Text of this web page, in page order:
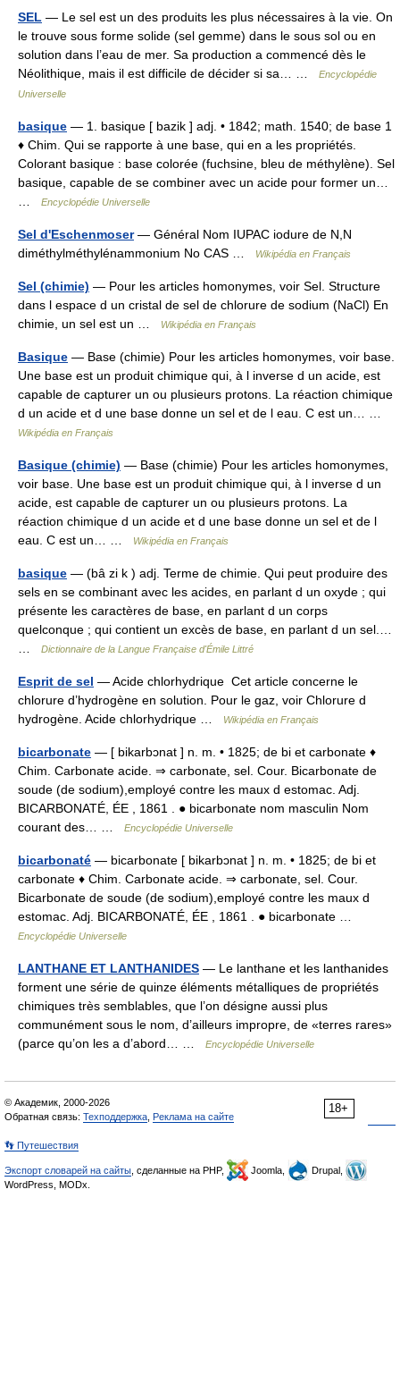
SEL — Le sel est un des produits les plus nécessaires à la vie. On
le trouve sous forme solide (sel gemme) dans le sous sol ou en
solution dans l’eau de mer. Sa production a commencé dès le
Néolithique, mais il est difficile de décider si sa… …
Encyclopédie
Universelle
basique — 1. basique [ bazik ] adj. • 1842; math. 1540; de base 1
♦ Chim. Qui se rapporte à une base, qui en a les propriétés.
Colorant basique : base colorée (fuchsine, bleu de méthylène). Sel
basique, capable de se combiner avec un acide pour former un…
Encyclopédie Universelle
Sel d'Eschenmoser— Général Nom IUPAC iodure de N,N
diméthylméthylénammonium No CAS …
Wikipédia en Français
Sel (chimie) — Pour les articles homonymes, voir Sel. Structure
dans l espace d un cristal de sel de chlorure de sodium (NaCl) En
chimie, un sel est un …
Wikipédia en Français
Basique — Base (chimie) Pour les articles homonymes, voir base.
Une base est un produit chimique qui, à l inverse d un acide, est
capable de capturer un ou plusieurs protons. La réaction chimique
d un acide et d une base donne un sel et de l eau. C est un… …
Wikipédia en Français
Basique (chimie) — Base (chimie) Pour les articles homonymes,
voir base. Une base est un produit chimique qui, à l inverse d un
acide, est capable de capturer un ou plusieurs protons. La
réaction chimique d un acide et d une base donne un sel et de l
eau. C est un… …
Wikipédia en Français
basique — (bâ zi k ) adj. Terme de chimie. Qui peut produire des
sels en se combinant avec les acides, en parlant d un oxyde ; qui
présente les caractères de base, en parlant d un corps
quelconque ; qui contient un excès de base, en parlant d un sel.…
Dictionnaire de la Langue Française d'Émile Littré
Esprit de sel — Acide chlorhydrique Cet article concerne le
chlorure d’hydrogène en solution. Pour le gaz, voir Chlorure d
hydrogène. Acide chlorhydrique …
Wikipédia en Français
bicarbonate — [ bikarbɔnat ] n. m. • 1825; de bi et carbonate ♦
Chim. Carbonate acide. ⇒ carbonate, sel. Cour. Bicarbonate de
soude (de sodium),employé contre les maux d estomac. Adj.
BICARBONATÉ, ÉE , 1861 . ● bicarbonate nom masculin Nom
courant des… …
Encyclopédie Universelle
bicarbonaté — bicarbonate [ bikarbɔnat ] n. m. • 1825; de bi et
carbonate ♦ Chim. Carbonate acide. ⇒ carbonate, sel. Cour.
Bicarbonate de soude (de sodium),employé contre les maux d
estomac. Adj. BICARBONATÉ, ÉE , 1861 . ● bicarbonate …
Encyclopédie Universelle
LANTHANE ET LANTHANIDES — Le lanthane et les lanthanides
forment une série de quinze éléments métalliques de propriétés
chimiques très semblables, que l’on désigne aussi plus
communément sous le nom, d’ailleurs impropre, de «terres rares»
(parce qu’on les a d’abord… …
Encyclopédie Universelle
18+
© Академик, 2000-2026
Обратная связь: Техподдержка Реклама на сайте
👣 Путешествия
Экспорт словарей на сайты , сделанные на PHP, Joomla,
Drupal,
WordPress, MODx.